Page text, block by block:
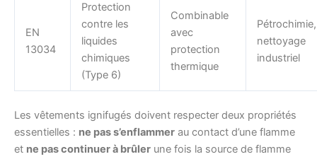
EN
13034
Protection
contre les
liquides
chimiques
(Type 6)
Combinable
avec
protection
thermique
Pétrochimie,
nettoyage
industriel
Les vêtements ignifugés doivent respecter deux propriétés
essentielles : ne pas s’enflammer au contact d’une flamme
et ne pas continuer à brûler une fois la source de flamme